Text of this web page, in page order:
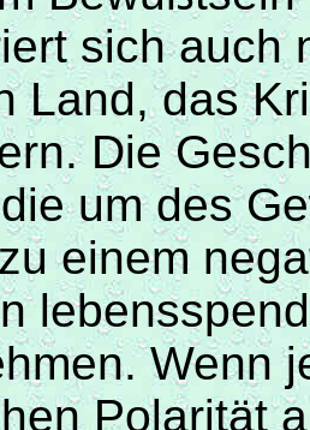
sich auch
Land, das
Die
um des
einem
Wenn
Polarität